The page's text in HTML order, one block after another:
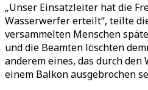
„Unser Einsatzleiter hat die
Wasserwerfer erteilt“, teilte
versammelten Menschen
und die Beamten löschten
anderem eines, das durch
einem Balkon ausgebrochen